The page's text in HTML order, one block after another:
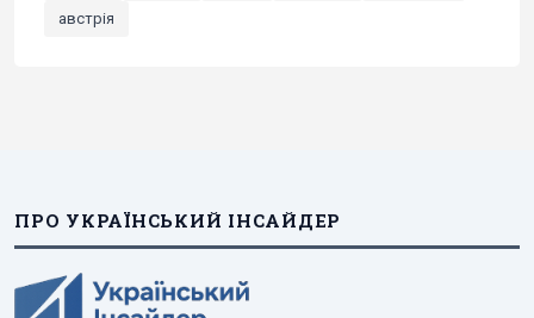
австрія
ПРО УКРАЇНСЬКИЙ ІНСАЙДЕР